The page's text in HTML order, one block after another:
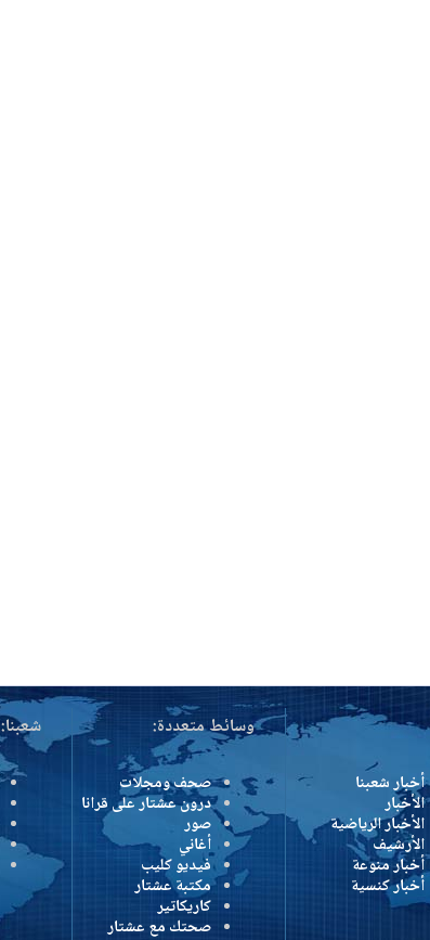
أخبار شعبنا
الأخبار
الأخبار الرياضية
الأرشيف
أخبار منوعة
أخبار كنسية
وسائط متعددة:
صحف ومجلات
درون عشتار على قرانا
صور
أغاني
فيديو كليب
مكتبة عشتار
كاريكاتير
صحتك مع عشتار
شعبنا: